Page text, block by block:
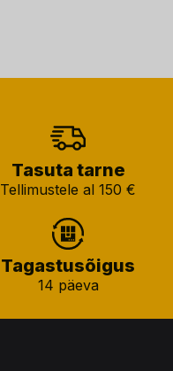
Tasuta tarne
Tellimustele al 150 €
Tagastusõigus
14 päeva